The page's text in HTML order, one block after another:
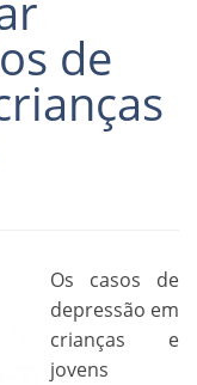
de
Os casos de
depressão em
crianças e
jovens